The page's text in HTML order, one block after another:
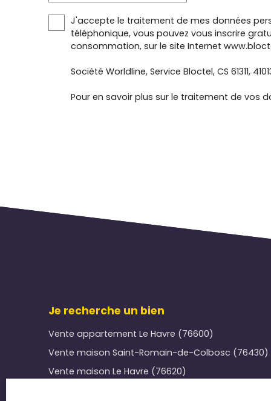
J'accepte le traitement de mes données
téléphonique, vous pouvez vous inscrire
consommation, sur le site Internet
Société Worldline, Service Bloctel, CS 61311,
Pour en savoir plus sur le traitement de vos
Je recherche un bien
Vente appartement Le Havre (76600)
Vente maison Saint-Romain-de-Colbosc (76430)
Vente maison Le Havre (76620)